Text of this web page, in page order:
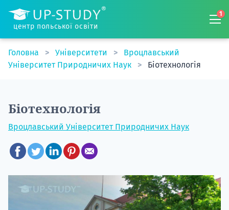
центр польської освіти
1
Головна Університети
Вроцлавський
Університет Природничих Наук
Біотехнологія
Біотехнологія
Вроцлавський Університет Природничих Наук